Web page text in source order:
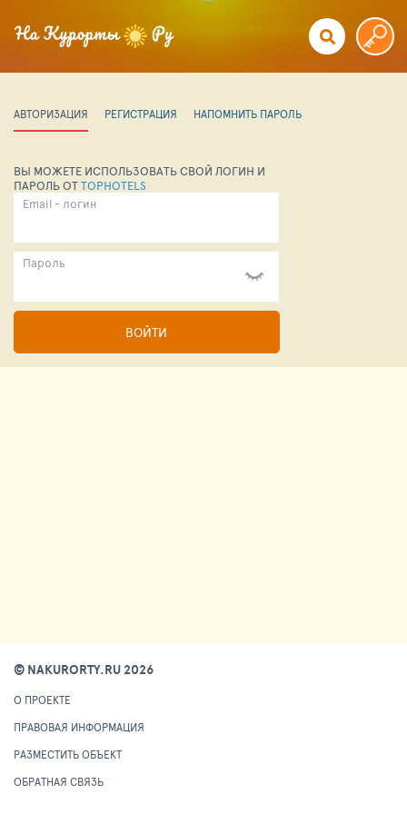
АВТОРИЗАЦИЯ РЕГИСТРАЦИЯ НАПОМНИТЬ ПАРОЛЬ
ВЫ МОЖЕТЕ ИСПОЛЬЗОВАТЬ СВОЙ ЛОГИН И
ПАРОЛЬ ОТTOPHOTELS
Email - логин
Пароль
ВОЙТИ
© NAKURORTY.RU 2026
О ПРОЕКТЕ
ПРАВОВАЯ ИНФОРМАЦИЯ
РАЗМЕСТИТЬ ОБЪЕКТ
ОБРАТНАЯ СВЯЗЬ